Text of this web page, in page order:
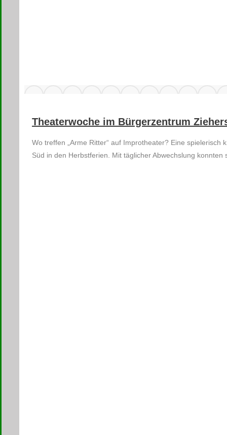
Theaterwoche im Bürgerzentrum
Wo treffen „Arme Ritter“ auf Improtheater? Eine
Süd in den Herbstferien. Mit täglicher Abwechslung